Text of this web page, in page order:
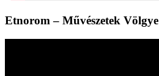
Etnorom – Művészetek Völgye